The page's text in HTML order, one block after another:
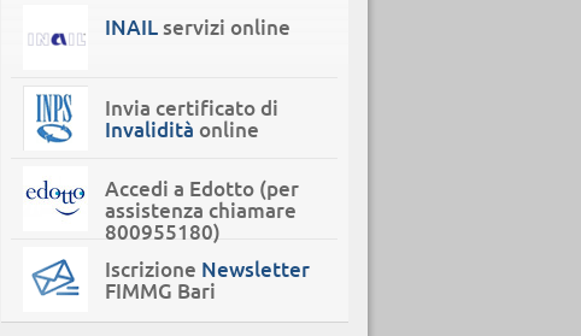
INAIL servizi online
Invia certificato di
Invalidità online
Accedi a Edotto (per
assistenza chiamare
800955180)
Iscrizione Newsletter
FIMMG Bari